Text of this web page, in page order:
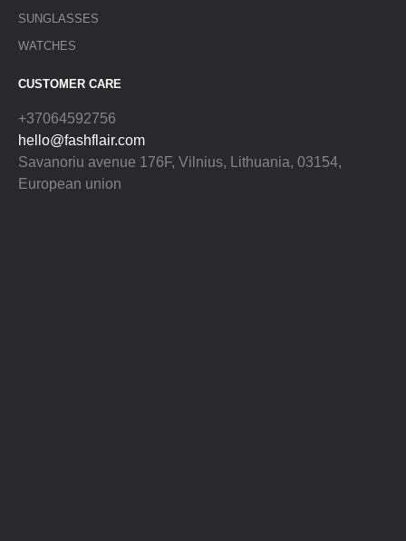
SUNGLASSES
WATCHES
CUSTOMER CARE
+37064592756
hello@fashflair.com
Savanoriu avenue 176F, Vilnius, Lithuania, 03154,
European union